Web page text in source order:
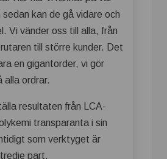
kan de gå vidare och
Vi vänder oss till alla, från
till större kunder. Det
en gigantorder, vi gör
alla ordrar.
resultaten från LCA-
transparanta i sin
som verktyget är
part.